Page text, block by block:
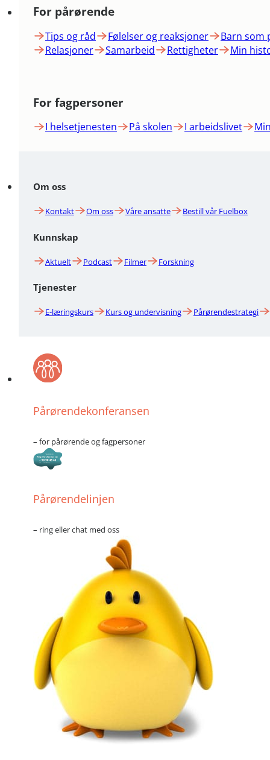
For pårørende
Tips og råd Følelser og reaksjoner
Barn som
Relasjoner
Samarbeid Rettigheter Min
For fagpersoner
I helsetjenesten På skolen I arbeidslivet
Om oss
Kontakt Om oss Våre ansatte Bestill vår Fuelbox
Kunnskap
Aktuelt Podcast Filmer Forskning
Tjenester
E-læringskurs Kurs og undervisning Pårørendestrategi
Pårørendekonferansen
– for pårørende og fagpersoner
Pårørendelinjen
– ring eller chat med oss